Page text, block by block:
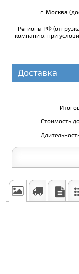
г. Москва
Регионы РФ
компанию, при
Доставка
Стоимость